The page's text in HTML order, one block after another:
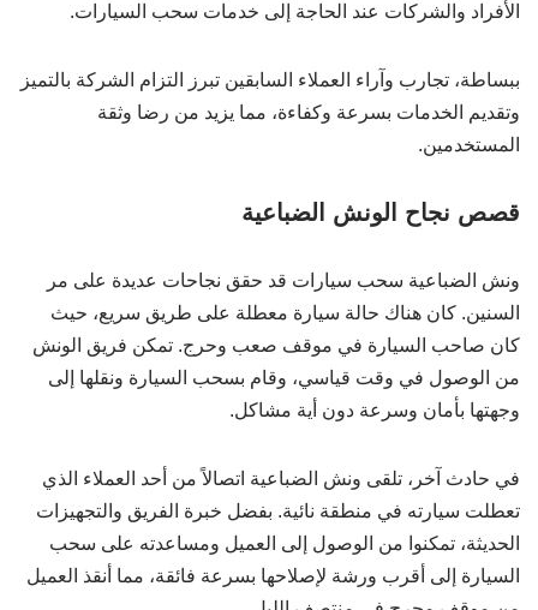
الأفراد والشركات عند الحاجة إلى خدمات سحب السيارات.
ببساطة، تجارب وآراء العملاء السابقين تبرز التزام الشركة بالتميز
وتقديم الخدمات بسرعة وكفاءة، مما يزيد من رضا وثقة
المستخدمين.
قصص نجاح الونش الضباعية
ونش الضباعية سحب سيارات قد حقق نجاحات عديدة على مر
السنين. كان هناك حالة سيارة معطلة على طريق سريع، حيث
كان صاحب السيارة في موقف صعب وحرج. تمكن فريق الونش
من الوصول في وقت قياسي، وقام بسحب السيارة ونقلها إلى
وجهتها بأمان وسرعة دون أية مشاكل.
في حادث آخر، تلقى ونش الضباعية اتصالاً من أحد العملاء الذي
تعطلت سيارته في منطقة نائية. بفضل خبرة الفريق والتجهيزات
الحديثة، تمكنوا من الوصول إلى العميل ومساعدته على سحب
السيارة إلى أقرب ورشة لإصلاحها بسرعة فائقة، مما أنقذ العميل